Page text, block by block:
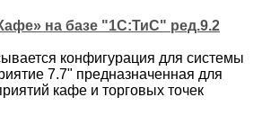
на базе "1С:ТиС" ред.9.2
конфигурация для системы
7.7" предназначенная для
кафе и торговых точек